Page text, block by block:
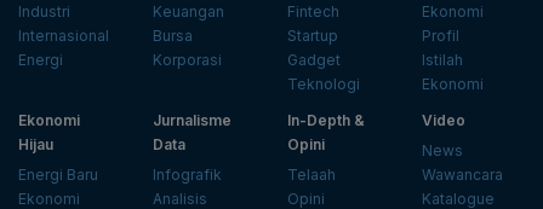
Industri
Internasional
Energi
Keuangan
Bursa
Korporasi
Fintech
Startup
Gadget
Teknologi
Ekonomi
Profil
Istilah
Ekonomi
Ekonomi
Hijau
Energi Baru
Ekonomi
Jurnalisme
Data
Infografik
Analisis
In-Depth &
Opini
Telaah
Opini
Video
News
Wawancara
Katalogue